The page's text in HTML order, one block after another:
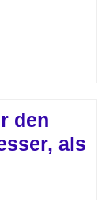
den
als